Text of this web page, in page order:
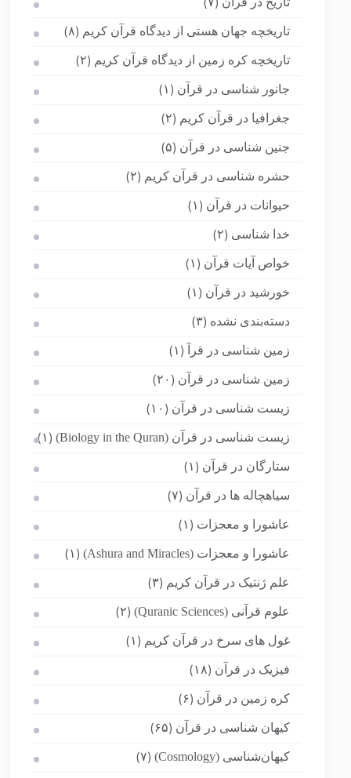
(۷)
تاریخچه جهان هستی از دیدگاه قرآن کریم (۸)
تاریخچه کره زمین از دیدگاه قرآن کریم (۲)
جانور شناسی در قرآن (۱)
جغرافیا در قرآن کریم (۲)
جنین شناسی در قرآن (۵)
حشره شناسی در قرآن کریم (۲)
حیوانات در قرآن (۱)
خدا شناسی (۲)
خواص آیات قرآن (۱)
خورشید در قرآن (۱)
دسته‌بندی نشده (۳)
زمین شناسی در قرآ (۱)
زمین شناسی در قرآن (۲۰)
زیست شناسی در قرآن (۱۰)
زیست شناسی در قرآن (Biology in the Quran) (۱)
ستارگان در قرآن (۱)
سیاهچاله ها در قرآن (۷)
عاشورا و معجزات (۱)
عاشورا و معجزات (Ashura and Miracles) (۱)
علم ژنتیک در قرآن کریم (۳)
علوم قرآنی (Quranic Sciences) (۲)
غول های سرخ در قرآن کریم (۱)
فیزیک در قرآن (۱۸)
کره زمین در قرآن (۶)
کیهان شناسی در قرآن (۶۵)
کیهان‌شناسی (Cosmology) (۷)